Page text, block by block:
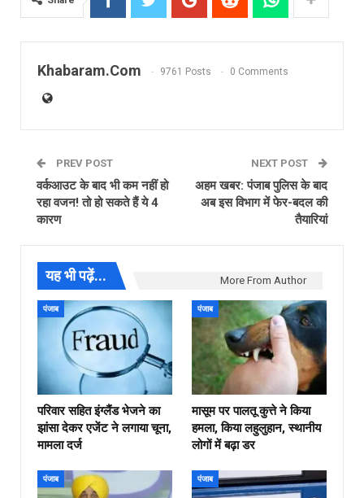
Khabaram.Com 9761 Posts 0 Comments
PREV POST
वर्कआउट के बाद भी कम नहीं हो
रहा वजन! तो हो सकते हैं ये 4
कारण
NEXT POST
अहम खबर: पंजाब पुलिस के बाद
अब इस विभाग में फेर-बदल की
तैयारियां
यह भी पढ़ें... More From Author
पंजाब
परिवार सहित इंग्लैंड भेजने का
झांसा देकर एजेंट ने लगाया चूना,
मामला दर्ज
पंजाब
मासूम पर पालतू कुत्ते ने किया
हमला, किया लहुलुहान, स्थानीय
लोगों में बढ़ा डर
पंजाब पंजाब